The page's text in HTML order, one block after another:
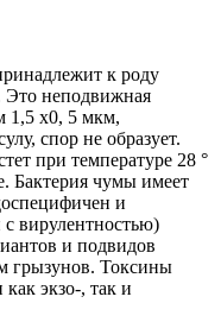
к роду
Это неподвижная
1,5 x0, 5 мкм,
спор не образует.
при температуре 28 °
Бактерия чумы имеет
и
вирулентностью)
и подвидов
грызунов. Токсины
экзо-, так и